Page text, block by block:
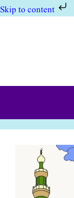
Skip to content